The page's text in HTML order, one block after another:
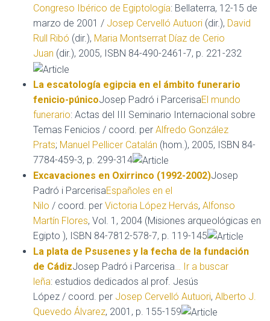
Congreso Ibérico de Egiptología: Bellaterra, 12-15 de
marzo de 2001 / Josep Cervelló Autuori (dir.), David
Rull Ribó (dir.), Maria Montserrat Díaz de Cerio
Juan (dir.), 2005, ISBN 84-490-2461-7, p. 221-232
La escatología egipcia en el ámbito funerario
fenicio-púnicoJosep Padró i ParcerisaEl mundo
funerario: Actas del III Seminario Internacional sobre
Temas Fenicios / coord. per Alfredo González
Prats; Manuel Pellicer Catalán (hom.), 2005, ISBN 84-
7784-459-3, p. 299-314
Excavaciones en Oxirrinco (1992-2002)Josep
Padró i ParcerisaEspañoles en el
Nilo / coord. per Victoria López Hervás, Alfonso
Martín Flores, Vol. 1, 2004 (Misiones arqueológicas en
Egipto ), ISBN 84-7812-578-7, p. 119-145
La plata de Psusenes y la fecha de la fundación
de CádizJosep Padró i Parcerisa… Ir a buscar
leña: estudios dedicados al prof. Jesús
López / coord. per Josep Cervelló Autuori, Alberto J.
Quevedo Álvarez, 2001, p. 155-159